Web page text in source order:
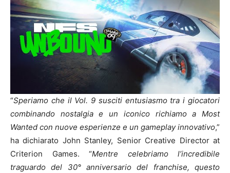
“Speriamo che il Vol. 9 susciti entusiasmo tra i giocatori
combinando nostalgia e un iconico richiamo a Most
Wanted con nuove esperienze e un gameplay innovativo,”
ha dichiarato John Stanley, Senior Creative Director at
Criterion Games. “Mentre celebriamo l’incredibile
traguardo del 30° anniversario del franchise, questo